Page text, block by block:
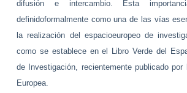
difusión e intercambio. Esta
definidoformalmente como una de las vías
la realización del espacioeuropeo de
como se establece en el Libro Verde del
de Investigación, recientemente publicado por
Europea.